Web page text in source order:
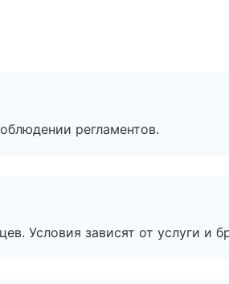
регламентов.
Условия зависят от услуги и